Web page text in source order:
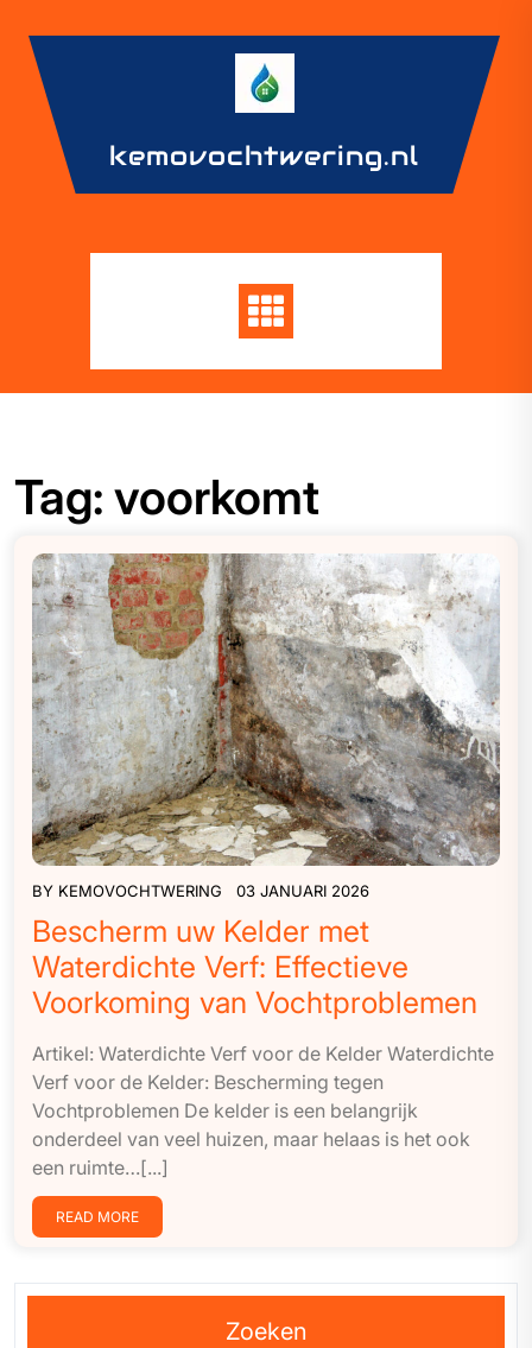
content
kemovochtwering.nl
Tag: voorkomt
BY KEMOVOCHTWERING 03 JANUARI 2026
Bescherm uw Kelder met
Waterdichte Verf: Effectieve
Voorkoming van Vochtproblemen
Artikel: Waterdichte Verf voor de Kelder Waterdichte
Verf voor de Kelder: Bescherming tegen
Vochtproblemen De kelder is een belangrijk
onderdeel van veel huizen, maar helaas is het ook
een ruimte…[...]
READ MORE
Zoeken